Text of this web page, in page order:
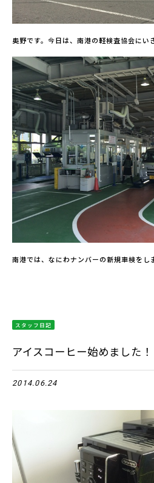
奥野です。今日は、南港の軽検査協会にい
南港では、なにわナンバーの新規車検をし
スタッフ日記
アイスコーヒー始めました
2014.06.24